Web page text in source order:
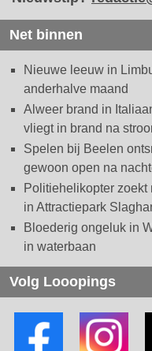
Net binnen
Nieuwe leeuw in
anderhalve maand
Alweer brand in
vliegt in brand na
Spelen bij Beelen
gewoon open na
Politiehelikopter zoekt
in Attractiepark
Bloederig ongeluk in
in waterbaan
Volg Looopings